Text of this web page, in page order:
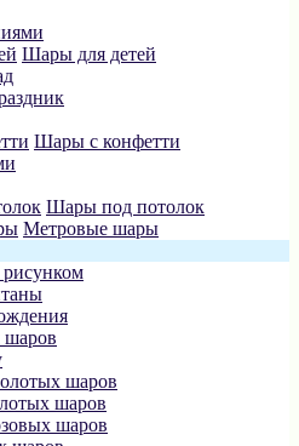
Шары для детей
Шары с конфетти
Шары под потолок
Метровые шары
шаров
шаров
шаров
шаров